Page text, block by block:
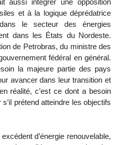
aussi intégrer une opposition
et à la logique déprédatrice
le secteur des énergies
dans les États du Nordeste.
de Petrobras, du ministre des
fédéral en général.
la majeure partie des pays
avancer dans leur transition et
réalité, c’est ce dont a besoin
prétend atteindre les objectifs
d’énergie renouvelable,